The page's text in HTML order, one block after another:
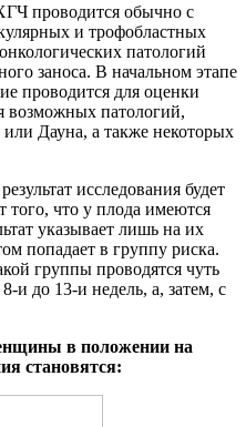
проводится обычно с
и трофобластных
патологий
заноса. В начальном этапе
проводится для оценки
возможных патологий,
Дауна, а также некоторых
исследования будет
того, что у плода имеются
указывает лишь на их
попадает в группу риска.
группы проводятся чуть
и до 13-и недель, а, затем, с
в положении на
становятся: